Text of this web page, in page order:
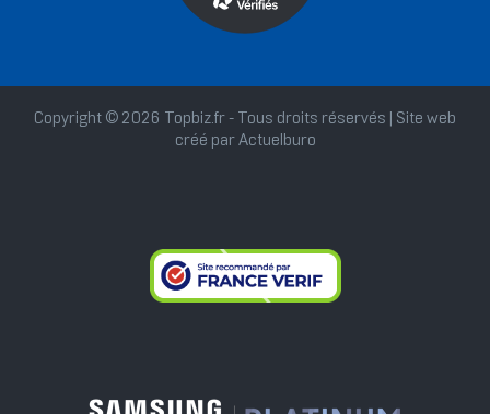
Copyright © 2026 Topbiz.fr - Tous droits réservés | Site web
créé par Actuelburo